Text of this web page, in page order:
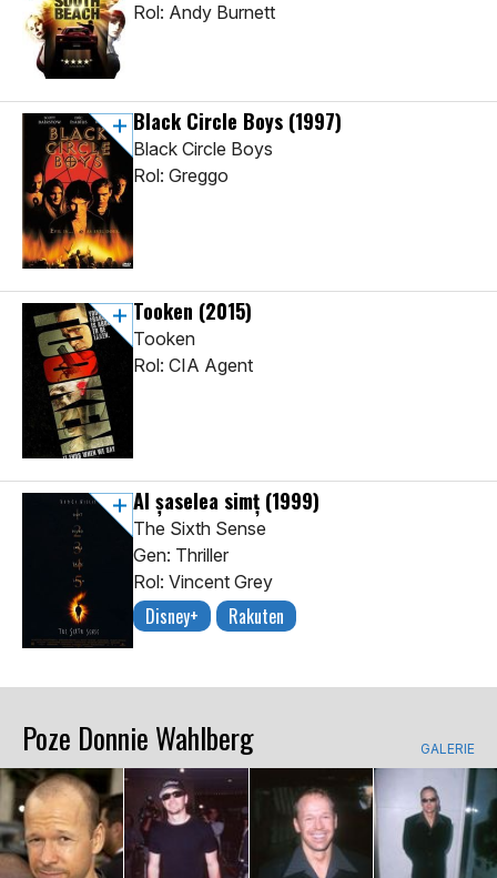
Rol: Andy Burnett
Black Circle Boys (1997)
Black Circle Boys
Rol: Greggo
Tooken (2015)
Tooken
Rol: CIA Agent
Al șaselea simț (1999)
The Sixth Sense
Gen: Thriller
Rol: Vincent Grey
Disney+ Rakuten
Poze Donnie Wahlberg GALERIE